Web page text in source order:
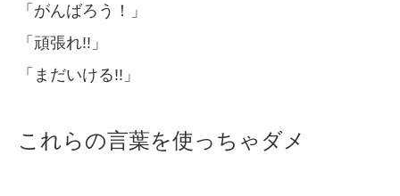
「がんばろう！」
「頑張れ!!」
「まだいける!!」
これらの言葉を使っちゃダメ